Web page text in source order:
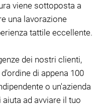
viene sottoposta a
una lavorazione
tattile eccellente.
dei nostri clienti,
di appena 100
o un'azienda
ad avviare il tuo